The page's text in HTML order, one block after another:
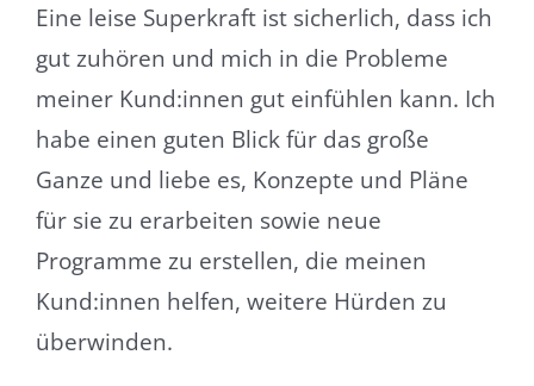
Eine leise Superkraft ist sicherlich, dass ich
gut zuhören und mich in die Probleme
meiner Kund:innen gut einfühlen kann. Ich
habe einen guten Blick für das große
Ganze und liebe es, Konzepte und Pläne
für sie zu erarbeiten sowie neue
Programme zu erstellen, die meinen
Kund:innen helfen, weitere Hürden zu
überwinden.